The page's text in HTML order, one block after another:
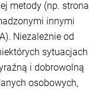
metody (np. strona
innymi
Niezależnie od
sytuacjach
i dobrowolną
osobowych,